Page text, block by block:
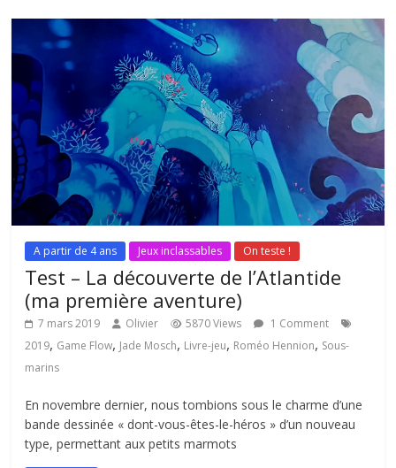
A partir de 4 ans Jeux inclassables On teste !
Test – La découverte de l’Atlantide
(ma première aventure)
7 mars 2019 Olivier 5870 Views
1 Comment
2019, Game Flow, Jade Mosch, Livre-jeu, Roméo Hennion, Sous-
marins
En novembre dernier, nous tombions sous le charme d’une
bande dessinée « dont-vous-êtes-le-héros » d’un nouveau
type, permettant aux petits marmots